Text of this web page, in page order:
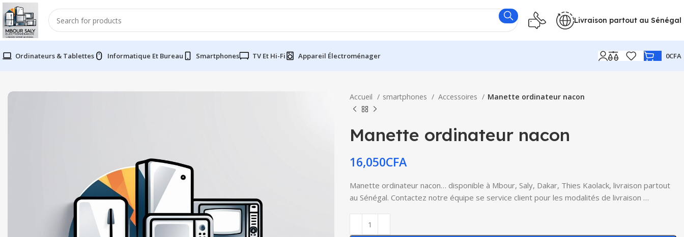
Livraison partout au Sénégal
Ordinateurs & Tablettes Informatique Et Bureau Smartphones TV Et Hi-Fi Appareil Électroménager 0CFA
Accueil smartphones Accessoires Manette ordinateur nacon
Manette ordinateur nacon
16,050CFA
Manette ordinateur nacon… disponible à Mbour, Saly, Dakar, Thies Kaolack, livraison partout
au Sénégal. Contactez notre équipe se service client pour les modalités de livraison …